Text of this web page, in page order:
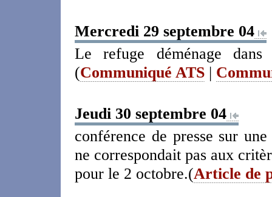
Mercredi 29 septembre 04
Le refuge déménage dans
(Communiqué ATS |
Jeudi 30 septembre 04
conférence de presse sur
ne correspondait pas aux
pour le 2 octobre.(Article de